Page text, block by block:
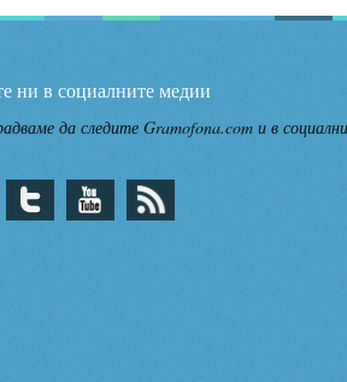
ни в социалните медии
да следите Gramofona.com и в